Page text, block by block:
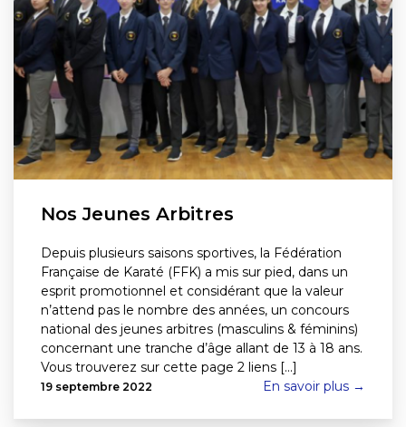
Nos Jeunes Arbitres
Depuis plusieurs saisons sportives, la Fédération
Française de Karaté (FFK) a mis sur pied, dans un
esprit promotionnel et considérant que la valeur
n’attend pas le nombre des années, un concours
national des jeunes arbitres (masculins & féminins)
concernant une tranche d’âge allant de 13 à 18 ans.
Vous trouverez sur cette page 2 liens [...]
19 septembre 2022 En savoir plus →